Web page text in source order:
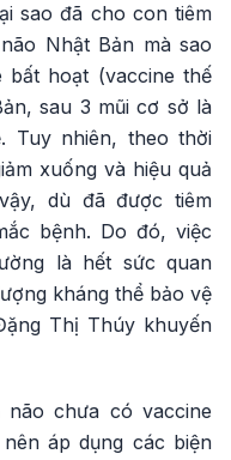
sao đã cho con tiêm
Nhật Bản mà sao
bất hoạt (vaccine thế
sau 3 mũi cơ sở là
Tuy nhiên, theo thời
xuống và hiệu quả
dù đã được tiêm
bệnh. Do đó, việc
là hết sức quan
kháng thể bảo vệ
Thị Thúy khuyến
chưa có vaccine
áp dụng các biện